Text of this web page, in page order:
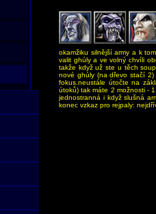
okamžiku silnější army a k
valit ghúly a ve volný chvíli
takže když už ste u těch
nové ghúly (na dřevo stačí
fokus.neustále útočte na
útoků) tak máte 2 možnosti -
jednostranná i když slušná
konec vzkaz pro rejpaly: